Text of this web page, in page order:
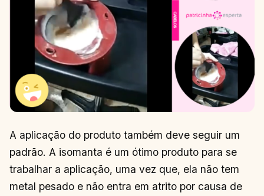
A aplicação do produto também deve seguir um
padrão. A isomanta é um ótimo produto para se
trabalhar a aplicação, uma vez que, ela não tem
metal pesado e não entra em atrito por causa de